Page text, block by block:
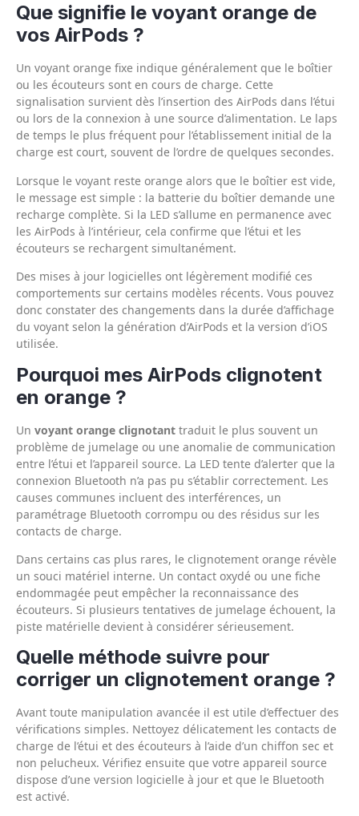
Que signifie le voyant orange de
vos AirPods ?
Un voyant orange fixe indique généralement que le boîtier
ou les écouteurs sont en cours de charge. Cette
signalisation survient dès l’insertion des AirPods dans l’étui
ou lors de la connexion à une source d’alimentation. Le laps
de temps le plus fréquent pour l’établissement initial de la
charge est court, souvent de l’ordre de quelques secondes.
Lorsque le voyant reste orange alors que le boîtier est vide,
le message est simple : la batterie du boîtier demande une
recharge complète. Si la LED s’allume en permanence avec
les AirPods à l’intérieur, cela confirme que l’étui et les
écouteurs se rechargent simultanément.
Des mises à jour logicielles ont légèrement modifié ces
comportements sur certains modèles récents. Vous pouvez
donc constater des changements dans la durée d’affichage
du voyant selon la génération d’AirPods et la version d’iOS
utilisée.
Pourquoi mes AirPods clignotent
en orange ?
Un voyant orange clignotant traduit le plus souvent un
problème de jumelage ou une anomalie de communication
entre l’étui et l’appareil source. La LED tente d’alerter que la
connexion Bluetooth n’a pas pu s’établir correctement. Les
causes communes incluent des interférences, un
paramétrage Bluetooth corrompu ou des résidus sur les
contacts de charge.
Dans certains cas plus rares, le clignotement orange révèle
un souci matériel interne. Un contact oxydé ou une fiche
endommagée peut empêcher la reconnaissance des
écouteurs. Si plusieurs tentatives de jumelage échouent, la
piste matérielle devient à considérer sérieusement.
Quelle méthode suivre pour
corriger un clignotement orange ?
Avant toute manipulation avancée il est utile d’effectuer des
vérifications simples. Nettoyez délicatement les contacts de
charge de l’étui et des écouteurs à l’aide d’un chiffon sec et
non pelucheux. Vérifiez ensuite que votre appareil source
dispose d’une version logicielle à jour et que le Bluetooth
est activé.